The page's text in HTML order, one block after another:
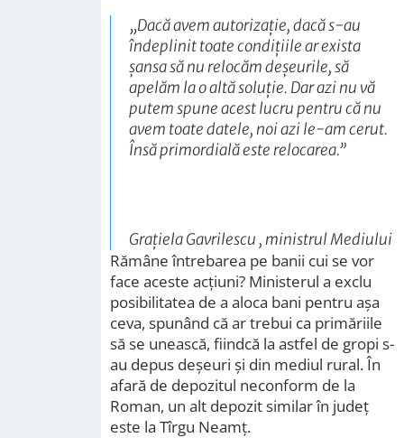
„Dacă avem autorizație, dacă s-au
îndeplinit toate condițiile ar exista
șansa să nu relocăm deșeurile, să
apelăm la o altă soluție. Dar azi nu vă
putem spune acest lucru pentru că nu
avem toate datele, noi azi le-am cerut.
Însă primordială este relocarea.”
Grațiela Gavrilescu , ministrul Mediului
Rămâne întrebarea pe banii cui se vor
face aceste acțiuni? Ministerul a exclu
posibilitatea de a aloca bani pentru așa
ceva, spunând că ar trebui ca primăriile
să se unească, fiindcă la astfel de gropi s-
au depus deșeuri și din mediul rural. În
afară de depozitul neconform de la
Roman, un alt depozit similar în județ
este la Tîrgu Neamț.